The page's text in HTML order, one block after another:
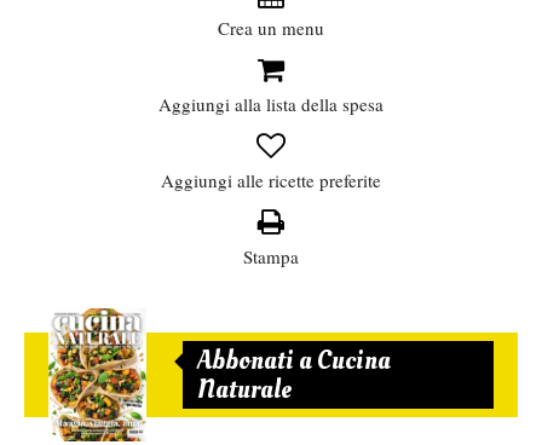
Crea un menu
Aggiungi alla lista della spesa
Aggiungi alle ricette preferite
Stampa
Abbonati a Cucina
Naturale